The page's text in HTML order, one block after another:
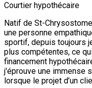
Courtier hypothécaire
Natif de St-
une personne
sportif, depuis toujours
plus compétentes, ce
financement
j'éprouve une immense
lorsque le projet d’un